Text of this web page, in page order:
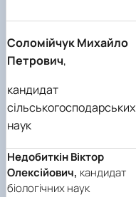
Соломійчук Михайло
Петрович,
кандидат
сільськогосподарських
наук
Недобиткін Віктор
Олексійович, кандидат
біологічних наук